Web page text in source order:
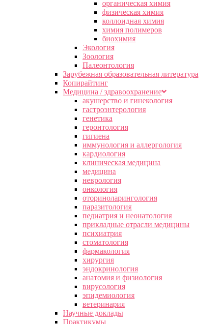
органическая химия
физическая химия
коллоидная химия
химия полимеров
биохимия
Экология
Зоология
Палеонтология
Зарубежная образовательная литература
Копирайтинг
Медицина / здравоохранение
акушерство и гинекология
гастроэнтерология
генетика
геронтология
гигиена
иммунология и аллергология
кардиология
клиническая медицина
медицина
неврология
онкология
оториноларингология
паразитология
педиатрия и неонатология
прикладные отрасли медицины
психиатрия
стоматология
фармакология
хирургия
эндокринология
анатомия и физиология
вирусология
эпидемиология
ветеринария
Научные доклады
Практикумы